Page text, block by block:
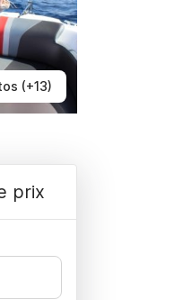
(+13)
prix